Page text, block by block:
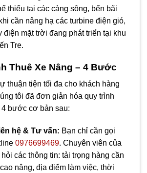
thiếu tại các cảng sông, bến bãi
cần nâng hạ các turbine điện gió,
điện mặt trời đang phát triển tại khu
Tre.
Thuê Xe Nâng – 4 Bước
thuận tiện tối đa cho khách hàng
tôi đã đơn giản hóa quy trình
4 bước cơ bản sau:
hệ & Tư vấn: Bạn chỉ cần gọi
0976699469. Chuyên viên của
các thông tin: tải trọng hàng cần
nâng, địa điểm làm việc, thời